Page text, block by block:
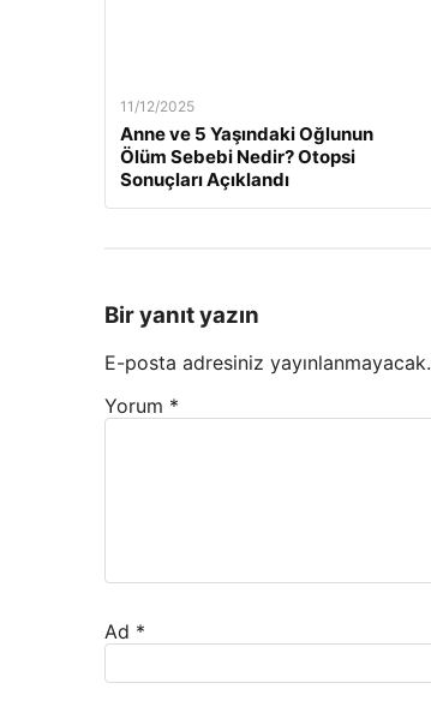
11/12/2025
Anne ve 5 Yaşındaki Oğlunun
Ölüm Sebebi Nedir? Otopsi
Sonuçları Açıklandı
Bir yanıt yazın
E-posta adresiniz yayınlanmayacak.
Yorum *
Ad *